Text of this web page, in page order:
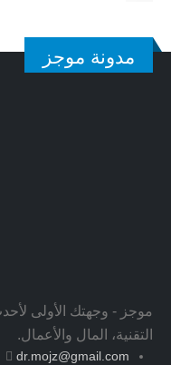
مدونة موجز
موجز - وجهتك الأولى
التقنية، المال والأعمال.
dr.mojz@gmail.com